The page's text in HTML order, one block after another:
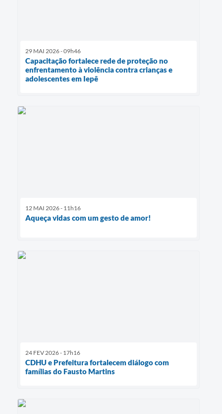
29 MAI 2026 - 09h46
Capacitação fortalece rede de proteção no
enfrentamento à violência contra crianças e
adolescentes em Iepê
12 MAI 2026 - 11h16
Aqueça vidas com um gesto de amor!
24 FEV 2026 - 17h16
CDHU e Prefeitura fortalecem diálogo com
famílias do Fausto Martins